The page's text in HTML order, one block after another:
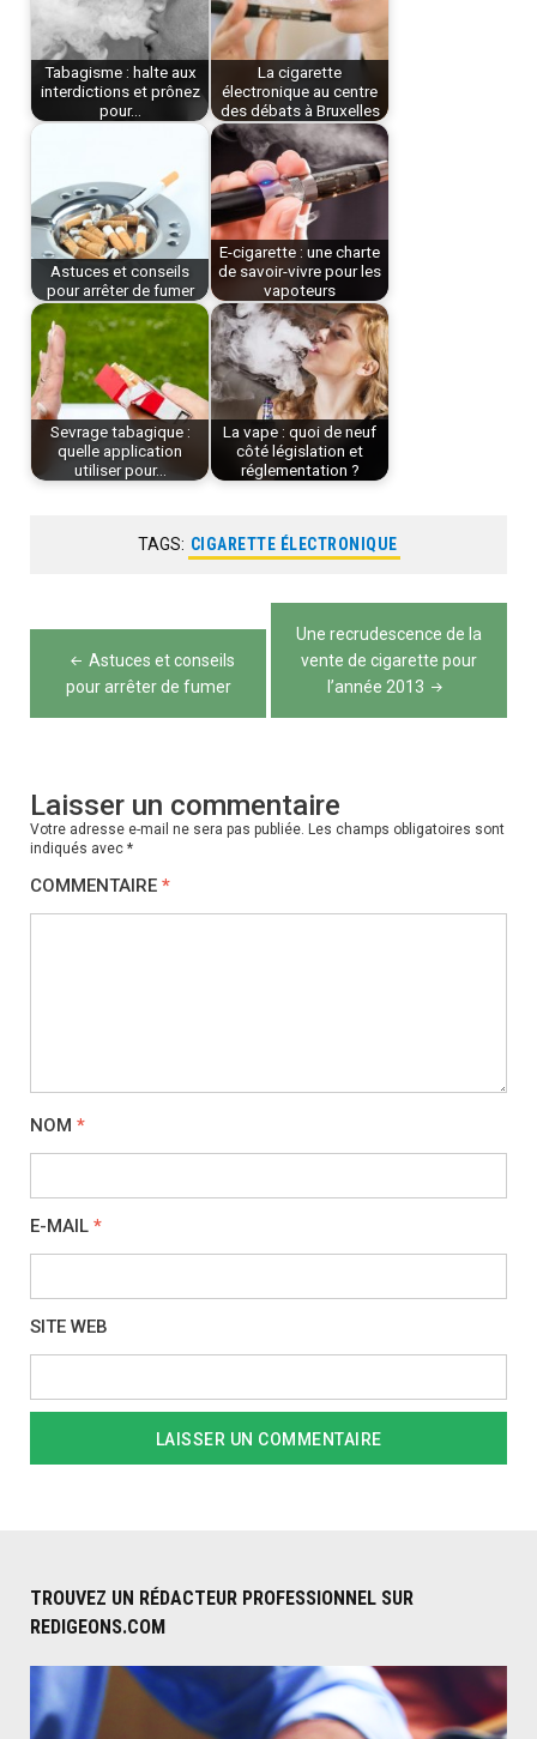
Tabagisme : halte aux
interdictions et prônez
pour…
La cigarette
électronique au centre
des débats à Bruxelles
Astuces et conseils
pour arrêter de fumer
E-cigarette : une charte
de savoir-vivre pour les
vapoteurs
Sevrage tabagique :
quelle application
utiliser pour…
La vape : quoi de neuf
côté législation et
réglementation ?
TAGS: CIGARETTE ÉLECTRONIQUE
Navigation
de
l’article
Astuces et conseils
pour arrêter de fumer
Une recrudescence de la
vente de cigarette pour
l’année 2013
Laisser un commentaire
Votre adresse e-mail ne sera pas publiée. Les champs obligatoires sont
indiqués avec *
COMMENTAIRE *
NOM *
E-MAIL *
SITE WEB
TROUVEZ UN RÉDACTEUR PROFESSIONNEL SUR
REDIGEONS.COM